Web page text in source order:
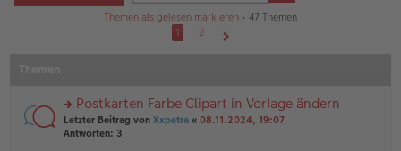
Themen als gelesen markieren • 47 Themen
1
2
rs
te
Postkarten Farbe Clipart in Vorlage ändern
Letzter Beitrag von Xxpetra « 08.11.2024, 19:07
Antworten: 3